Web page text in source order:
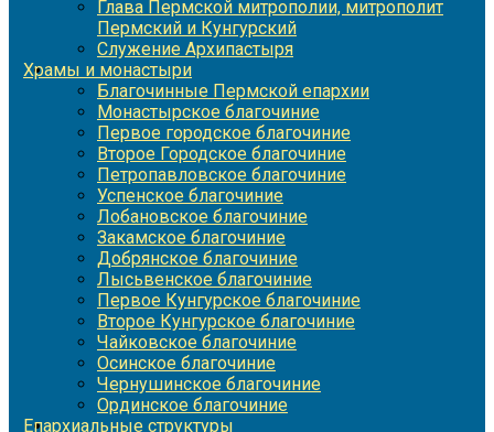
Глава Пермской митрополии, митрополит
Пермский и Кунгурский
Служение Архипастыря
Храмы и монастыри
Благочинные Пермской епархии
Монастырское благочиние
Первое городское благочиние
Второе Городское благочиние
Петропавловское благочиние
Успенское благочиние
Лобановское благочиние
Закамское благочиние
Добрянское благочиние
Лысьвенское благочиние
Первое Кунгурское благочиние
Второе Кунгурское благочиние
Чайковское благочиние
Осинское благочиние
Чернушинское благочиние
Ординское благочиние
Епархиальные структуры